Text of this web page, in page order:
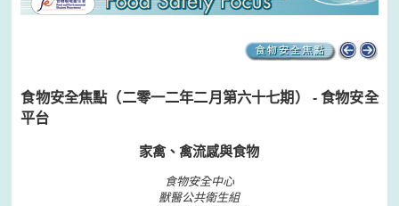
食物安全焦點（二零一二年二月第六十七期） - 食物安全
平台
家禽、禽流感與食物
食物安全中心
獸醫公共衛生組